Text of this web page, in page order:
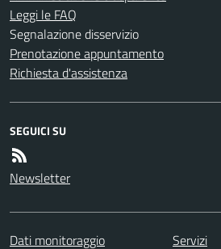
Leggi le FAQ
Segnalazione disservizio
Prenotazione appuntamento
Richiesta d'assistenza
SEGUICI SU
Newsletter
Dati monitoraggio Servizi